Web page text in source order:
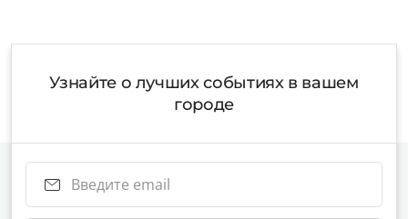
Узнайте о лучших событиях в вашем
городе